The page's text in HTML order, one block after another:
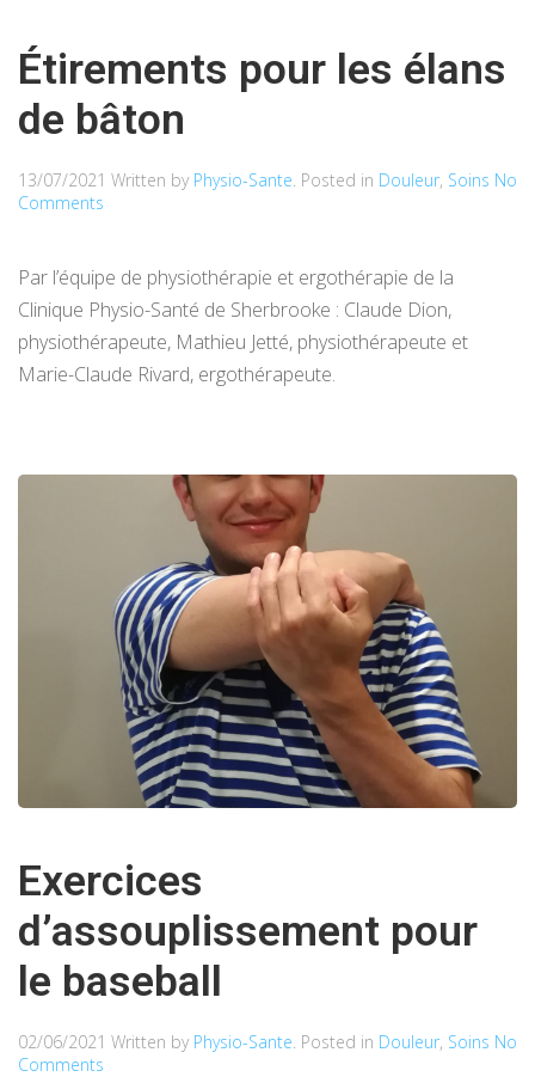
Étirements pour les élans
de bâton
13/07/2021 Written by Physio-Sante. Posted in Douleur, Soins No
Comments
Par l’équipe de physiothérapie et ergothérapie de la
Clinique Physio-Santé de Sherbrooke : Claude Dion,
physiothérapeute, Mathieu Jetté, physiothérapeute et
Marie-Claude Rivard, ergothérapeute.
Exercices
d’assouplissement pour
le baseball
02/06/2021 Written by Physio-Sante . Posted in Douleur, Soins No
Comments